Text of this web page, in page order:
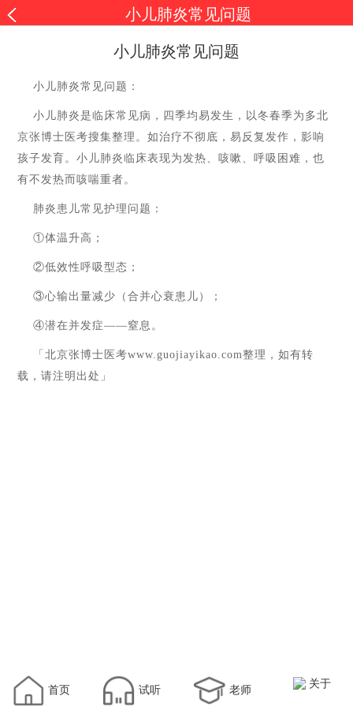
小儿肺炎常见问题
小儿肺炎常见问题
小儿肺炎常见问题：
小儿肺炎是临床常见病，四季均易发生，以冬春季为多北
京张博士医考搜集整理。如治疗不彻底，易反复发作，影响
孩子发育。小儿肺炎临床表现为发热、咳嗽、呼吸困难，也
有不发热而咳喘重者。
肺炎患儿常见护理问题：
①体温升高；
②低效性呼吸型态；
③心输出量减少（合并心衰患儿）；
④潜在并发症——窒息。
「北京张博士医考www.guojiayikao.com整理，如有转
载，请注明出处」
首页 试听 老师 关于